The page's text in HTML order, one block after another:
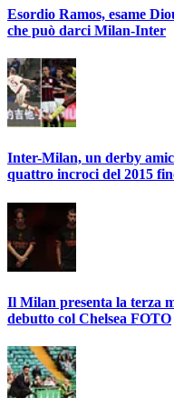
Esordio Ramos, esame
che può darci Milan-Inter
Inter-Milan, un derby
quattro incroci del 2015
Il Milan presenta la terza
debutto col Chelsea FOTO